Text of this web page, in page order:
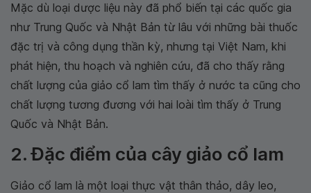
Mặc dù loại dược liệu này đã phổ biến tại các quốc gia
như Trung Quốc và Nhật Bản từ lâu với những bài thuốc
đặc trị và công dụng thần kỳ, nhưng tại Việt Nam, khi
phát hiện, thu hoạch và nghiên cứu, đã cho thấy rằng
chất lượng của giảo cổ lam tìm thấy ở nước ta cũng cho
chất lượng tương đương với hai loài tìm thấy ở Trung
Quốc và Nhật Bản.
2. Đặc điểm của cây giảo cổ lam
Giảo cổ lam là một loại thực vật thân thảo, dây leo,